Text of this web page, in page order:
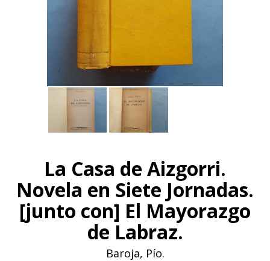
La Casa de Aizgorri.
Novela en Siete Jornadas.
[junto con] El Mayorazgo
de Labraz.
Baroja, Pío.